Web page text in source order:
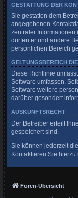
GESTATTUNG DER
Sie gestatten dem
angegebenen
zentraler Informationen
dürfen er und andere
persönlichen Bereich
GELTUNGSBEREICH
Diese Richtlinie
Software umfassen.
Software weitere
darüber gesondert
AUSKUNFTSRECHT
Der Betreiber erteilt
gespeichert sind.
Sie können jederzeit
Kontaktieren Sie hierzu
Foren-Übersicht